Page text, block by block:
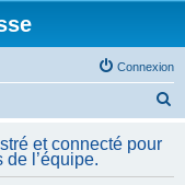
Connexion
h
et connecté pour
l’équipe.